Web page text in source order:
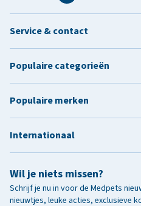
Wil je niets missen?
Schrijf je nu in voor de Medpets
nieuwtjes, leuke acties, exclusieve
Service & contact
Populaire categorieën
Populaire merken
Internationaal